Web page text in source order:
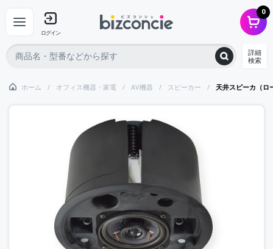
ログイン
0
詳細
検索
ホーム オフィス機器・家電 AV機器 スピーカー 天井スピーカ（ロ